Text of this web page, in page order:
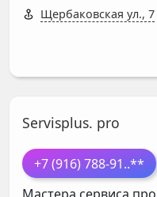
Щербаковская ул., 7
Servisplus. pro
+7 (916) 788-91..**